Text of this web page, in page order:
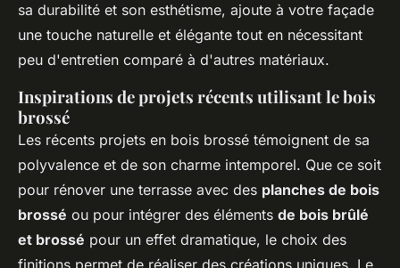
sa durabilité et son esthétisme, ajoute à votre façade
une touche naturelle et élégante tout en nécessitant
peu d'entretien comparé à d'autres matériaux.
Inspirations de projets récents utilisant le bois
brossé
Les récents projets en bois brossé témoignent de sa
polyvalence et de son charme intemporel. Que ce soit
pour rénover une terrasse avec des planches de bois
brossé ou pour intégrer des éléments de bois brûlé
et brossé pour un effet dramatique, le choix des